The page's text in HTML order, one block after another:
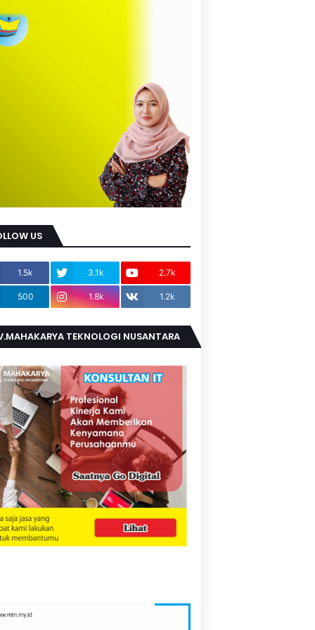
US
1.5k 3.1k 2.7k
500 1.8k 1.2k
TEKNOLOGI NUSANTARA